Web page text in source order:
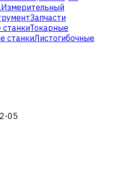
Измерительный
Запчасти
Токарные
станкиЛистогибочные
05